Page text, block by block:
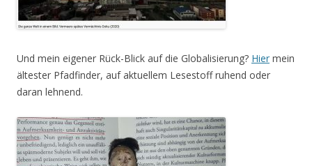
Und mein eigener Rück-Blick auf die Globalisierung? Hier mein
ältester Pfadfinder, auf aktuellem Lesestoff ruhend oder
daran lehnend.